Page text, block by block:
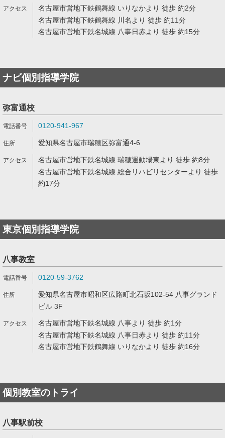
名古屋市営地下鉄鶴舞線 いりなかより 徒歩 約2分
名古屋市営地下鉄鶴舞線 川名より 徒歩 約11分
名古屋市営地下鉄名城線 八事日赤より 徒歩 約15分
ナビ個別指導学院
弥富通校
0120-941-967
愛知県名古屋市瑞穂区弥富通4-6
名古屋市営地下鉄名城線 瑞穂運動場東より 徒歩 約8分
名古屋市営地下鉄名城線 総合リハビリセンターより 徒歩
約17分
東京個別指導学院
八事教室
0120-59-3762
愛知県名古屋市昭和区広路町北石坂102-54 八事グランド
ビル 3F
名古屋市営地下鉄名城線 八事より 徒歩 約1分
名古屋市営地下鉄名城線 八事日赤より 徒歩 約11分
名古屋市営地下鉄鶴舞線 いりなかより 徒歩 約16分
個別教室のトライ
八事駅前校